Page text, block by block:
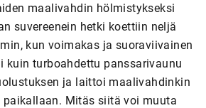
maalivahdin hölmistykseksi
suvereenein hetki koettiin neljä
kun voimakas ja suoraviivainen
kuin turboahdettu panssarivaunu
ja laittoi maalivahdinkin
paikallaan. Mitäs siitä voi muuta